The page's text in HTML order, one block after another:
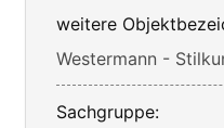
weitere
Westermann -
Sachgruppe: